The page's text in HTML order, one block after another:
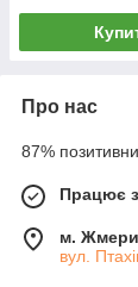
Про нас
87%
Працює
м.
вул.